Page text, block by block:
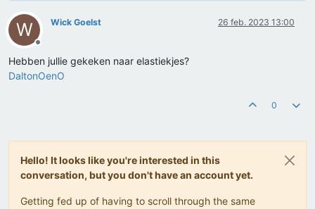
W
Offline
Wick Goelst 26 feb. 2023 13:00
Hebben jullie gekeken naar elastiekjes?
DaltonOenO
0
Hello! It looks like you're interested in this
conversation, but you don't have an account yet.
Getting fed up of having to scroll through the same